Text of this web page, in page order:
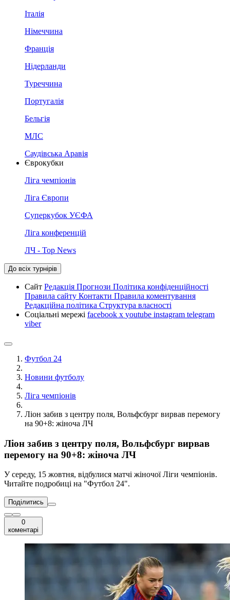
Італія
Німеччина
Франція
Нідерланди
Туреччина
Португалія
Бельгія
МЛС
Саудівська Аравія
Єврокубки
Ліга чемпіонів
Ліга Європи
Суперкубок УЄФА
Ліга конференцій
ЛЧ - Top News
До всіх турнірів
Сайт Редакція Прогнози Політика конфіденційності
Правила сайту Контакти Правила коментування
Редакційна політика Структура власності
Соціальні мережі facebook x youtube instagram telegram
viber
Футбол 24
Новини футболу
Ліга чемпіонів
Ліон забив з центру поля, Вольфсбург вирвав перемогу
на 90+8: жіноча ЛЧ
Ліон забив з центру поля, Вольфсбург вирвав
перемогу на 90+8: жіноча ЛЧ
У середу, 15 жовтня, відбулися матчі жіночої Ліги чемпіонів.
Читайте подробиці на "Футбол 24".
Поділитись
0
коментарі